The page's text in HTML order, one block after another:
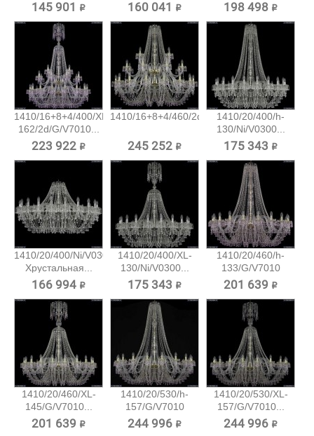
145 901 ₽ 160 041 ₽ 198 498 ₽
1410/16+8+4/400/XL-
162/2d/G/V7010...
223 922 ₽
1410/16+8+4/460/2d/G/V7010...
245 252 ₽
1410/20/400/h-
130/Ni/V0300...
175 343 ₽
1410/20/400/Ni/V0300
Хрустальная...
166 994 ₽
1410/20/400/XL-
130/Ni/V0300...
175 343 ₽
1410/20/460/h-
133/G/V7010
Хрустальная...
201 639 ₽
1410/20/460/XL-
145/G/V7010...
201 639 ₽
1410/20/530/h-
157/G/V7010
Хрустальная...
244 996 ₽
1410/20/530/XL-
157/G/V7010...
244 996 ₽